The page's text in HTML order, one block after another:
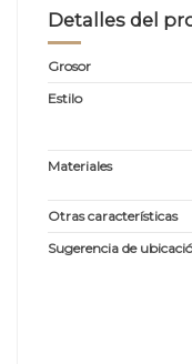
Detalles del
Grosor
Estilo
Materiales
Otras características
Sugerencia de